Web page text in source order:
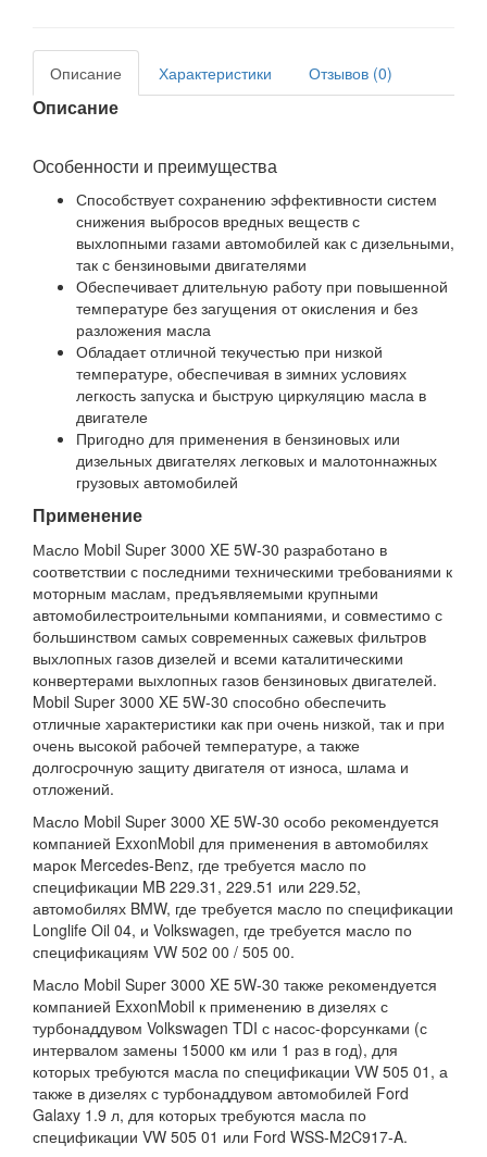
Описание Характеристики Отзывов (0)
Описание
Особенности и преимущества
Способствует сохранению эффективности систем
снижения выбросов вредных веществ с
выхлопными газами автомобилей как с дизельными,
так с бензиновыми двигателями
Обеспечивает длительную работу при повышенной
температуре без загущения от окисления и без
разложения масла
Обладает отличной текучестью при низкой
температуре, обеспечивая в зимних условиях
легкость запуска и быструю циркуляцию масла в
двигателе
Пригодно для применения в бензиновых или
дизельных двигателях легковых и малотоннажных
грузовых автомобилей
Применение
Масло Mobil Super 3000 XE 5W-30 разработано в
соответствии с последними техническими требованиями к
моторным маслам, предъявляемыми крупными
автомобилестроительными компаниями, и совместимо с
большинством самых современных сажевых фильтров
выхлопных газов дизелей и всеми каталитическими
конвертерами выхлопных газов бензиновых двигателей.
Mobil Super 3000 XE 5W-30 способно обеспечить
отличные характеристики как при очень низкой, так и при
очень высокой рабочей температуре, а также
долгосрочную защиту двигателя от износа, шлама и
отложений.
Масло Mobil Super 3000 XE 5W-30 особо рекомендуется
компанией ExxonMobil для применения в автомобилях
марок Mercedes-Benz, где требуется масло по
спецификации MB 229.31, 229.51 или 229.52,
автомобилях BMW, где требуется масло по спецификации
Longlife Oil 04, и Volkswagen, где требуется масло по
спецификациям VW 502 00 / 505 00.
Масло Mobil Super 3000 XE 5W-30 также рекомендуется
компанией ExxonMobil к применению в дизелях с
турбонаддувом Volkswagen TDI с насос-форсунками (с
интервалом замены 15000 км или 1 раз в год), для
которых требуются масла по спецификации VW 505 01, а
также в дизелях с турбонаддувом автомобилей Ford
Galaxy 1.9 л, для которых требуются масла по
спецификации VW 505 01 или Ford WSS-M2C917-A.